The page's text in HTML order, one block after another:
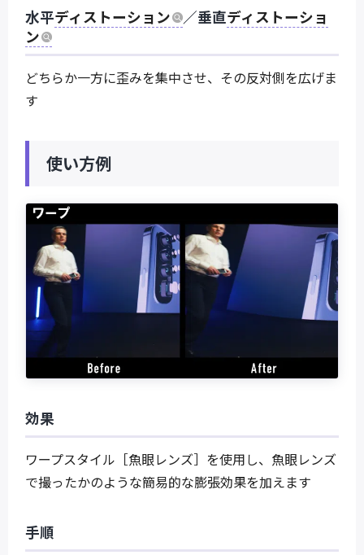
水平ディストーション ／垂直ディストーショ
ン
どちらか一方に歪みを集中させ、その反対側を広げま
す
使い方例
効果
ワープスタイル［魚眼レンズ］を使用し、魚眼レンズ
で撮ったかのような簡易的な膨張効果を加えます
手順